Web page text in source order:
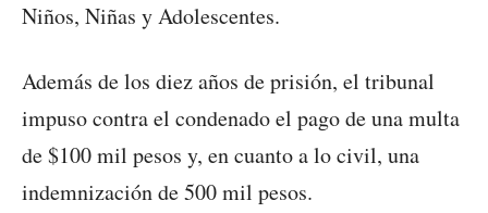
Niños, Niñas y Adolescentes.
Además de los diez años de prisión, el tribunal
impuso contra el condenado el pago de una multa
de $100 mil pesos y, en cuanto a lo civil, una
indemnización de 500 mil pesos.